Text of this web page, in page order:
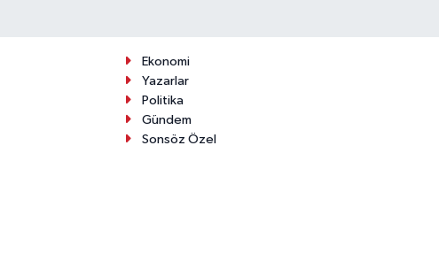
Ekonomi
Yazarlar
Politika
Gündem
Sonsöz Özel